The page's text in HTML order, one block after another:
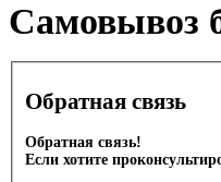
Cамовывоз
Обратная связь
Обратная связь!
Если хотите